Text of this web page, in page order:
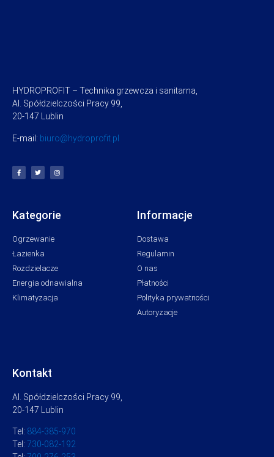
HYDROPROFIT – Technika grzewcza i sanitarna,
Al. Spółdzielczości Pracy 99,
20-147 Lublin
E-mail: biuro@hydroprofit.pl
Kategorie
Ogrzewanie
Łazienka
Rozdzielacze
Energia odnawialna
Klimatyzacja
Informacje
Dostawa
Regulamin
O nas
Płatności
Polityka prywatności
Autoryzacje
Kontakt
Al. Spółdzielczości Pracy 99,
20-147 Lublin
Tel: 884-385-970
Tel: 730-082-192